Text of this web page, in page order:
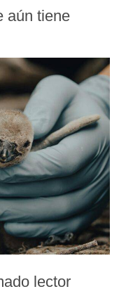
aún tiene
lector